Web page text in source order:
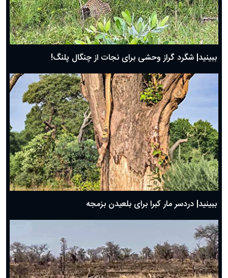
ببینید| شگرد گراز وحشی برای نجات از چنگال پلنگ!
ببینید| دردسر مار کبرا برای بلعیدن بزمجه